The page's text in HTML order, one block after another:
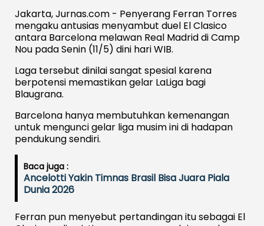
Jakarta, Jurnas.com - Penyerang Ferran Torres
mengaku antusias menyambut duel El Clasico
antara Barcelona melawan Real Madrid di Camp
Nou pada Senin (11/5) dini hari WIB.
Laga tersebut dinilai sangat spesial karena
berpotensi memastikan gelar LaLiga bagi
Blaugrana.
Barcelona hanya membutuhkan kemenangan
untuk mengunci gelar liga musim ini di hadapan
pendukung sendiri.
Baca juga :
Ancelotti Yakin Timnas Brasil Bisa Juara Piala
Dunia 2026
Ferran pun menyebut pertandingan itu sebagai El